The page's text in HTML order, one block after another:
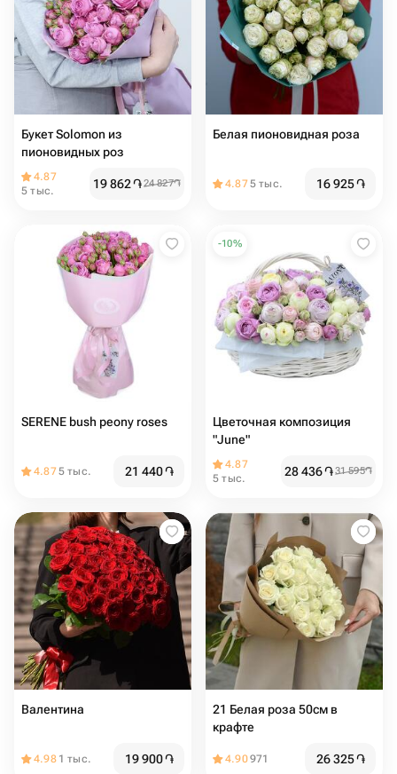
Букет Solomon из
пионовидных роз
4.87
5 тыс.
19 862֏24 827֏
Белая пионовидная роза
4.875 тыс. 16 925֏
SERENE bush peony roses
4.875 тыс. 21 440֏
-10%
Цветочная композиция
"June"
4.87
5 тыс.
28 436֏31 595֏
Валентина
4.98 1 тыс. 19 900֏
21 Белая роза 50см в
крафте
4.90971 26 325֏